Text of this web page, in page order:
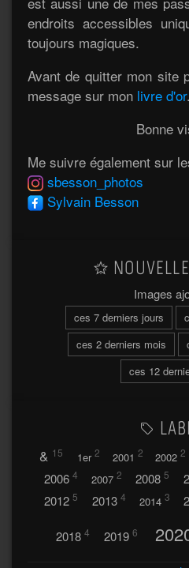
endroits accessibles
toujours magiques.
Avant de quitter mon site
message sur mon livre d'or.
Bonne
Me suivre également sur
sbesson_photos
Sylvain Besson
Images
ces 7 derniers jours
ces 2 derniers mois
ces 12
& 15 1er 2 2001 2 2002 2
2006 4 2007 2 2008 5
2012 5 2013 4 2014 3
2018 4 2019 6